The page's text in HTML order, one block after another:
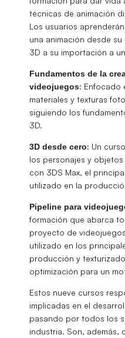
técnicas de animación
Los usuarios
una animación desde
3D a su importación a
Fundamentos de la
videojuegos: Enfocado
materiales y texturas
siguiendo los
3D.
3D desde cero: Un
los personajes y
con 3DS Max, el
utilizado en la
Pipeline para
formación que abarca
proyecto de
utilizado en los
producción y
optimización para un
Estos nueve cursos
implicadas en el
pasando por todos los
industria. Son, además,